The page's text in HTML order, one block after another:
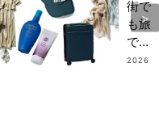
街で
も旅
でも
使い
2026